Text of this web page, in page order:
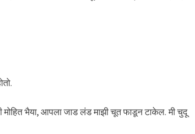
मोहित भैया, आपला जाड लंड माझी चूत फाडून टाकेल. मी चुदू